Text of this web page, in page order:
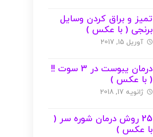
تمیز و براق کردن وسایل
برنجی ( با عکس )
آوریل 15, 2017
درمان یبوست در 3 سوت !!
( با عکس )
ژانویه 17, 2018
25 روش درمان شوره سر (
با عکس )